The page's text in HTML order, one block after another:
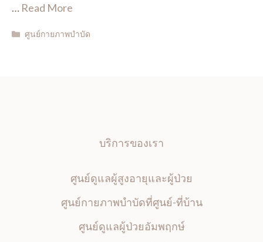
… Read More
Categories
ศูนย์กายภาพบำบัด
บริการของเรา
ศูนย์ดูแลผู้สูงอายุและผู้ป่วย
ศูนย์กายภาพบำบัดที่ศูนย์-ที่บ้าน
ศูนย์ดูแลผู้ป่วยอัมพฤกษ์